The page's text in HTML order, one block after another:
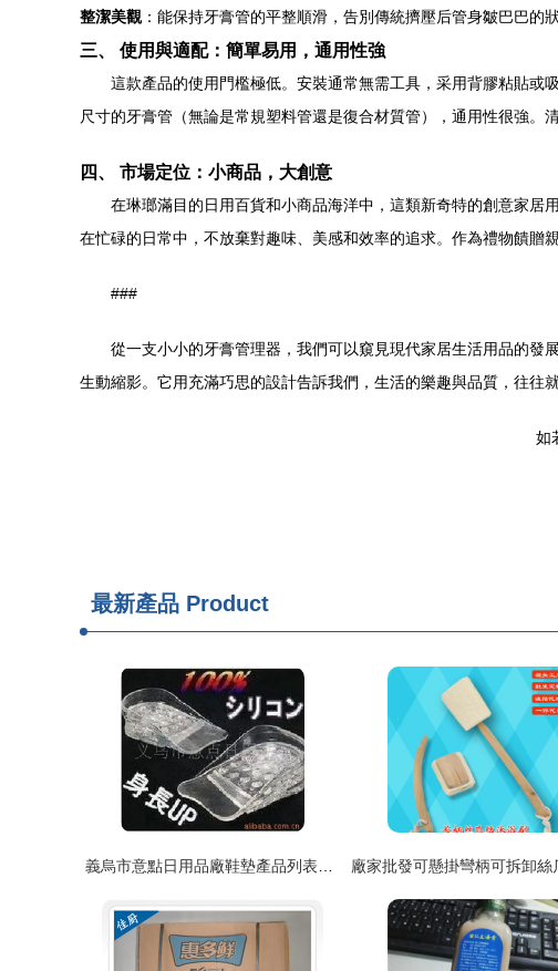
整潔美觀：能保持牙膏管的平整順滑，告別傳統擠壓后管身皺巴巴的
三、 使用與適配：簡單易用，通用性強
這款產品的使用門檻極低。安裝通常無需工具，采用背膠粘貼或
尺寸的牙膏管（無論是常規塑料管還是復合材質管），通用性很強。
四、 市場定位：小商品，大創意
在琳瑯滿目的日用百貨和小商品海洋中，這類新奇特的創意家
在忙碌的日常中，不放棄對趣味、美感和效率的追求。作為禮物饋贈
###
從一支小小的牙膏管理器，我們可以窺見現代家居生活用品的發
生動縮影。它用充滿巧思的設計告訴我們，生活的樂趣與品質，往往
如
最新產品 Product